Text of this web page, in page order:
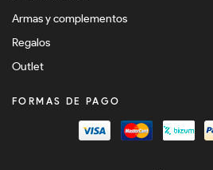
Armas y complementos
Regalos
Outlet
FORMAS DE PAGO